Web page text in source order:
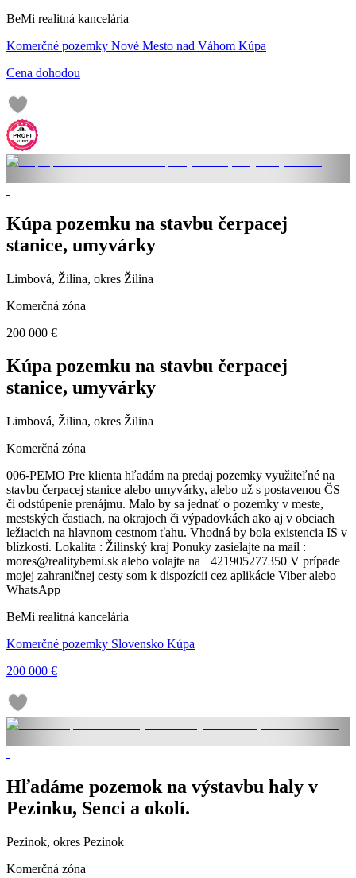
BeMi realitná kancelária
Komerčné pozemky Nové Mesto nad Váhom Kúpa
Cena dohodou
Kúpa pozemku na stavbu čerpacej
stanice, umyvárky
Limbová, Žilina, okres Žilina
Komerčná zóna
200 000 €
Kúpa pozemku na stavbu čerpacej
stanice, umyvárky
Limbová, Žilina, okres Žilina
Komerčná zóna
006-PEMO Pre klienta hľadám na predaj pozemky využiteľné na
stavbu čerpacej stanice alebo umyvárky, alebo už s postavenou ČS
či odstúpenie prenájmu. Malo by sa jednať o pozemky v meste,
mestských častiach, na okrajoch či výpadovkách ako aj v obciach
ležiacich na hlavnom cestnom ťahu. Vhodná by bola existencia IS v
blízkosti. Lokalita : Žilinský kraj Ponuky zasielajte na mail :
mores@realitybemi.sk alebo volajte na +421905277350 V prípade
mojej zahraničnej cesty som k dispozícii cez aplikácie Viber alebo
WhatsApp
BeMi realitná kancelária
Komerčné pozemky Slovensko Kúpa
200 000 €
Hľadáme pozemok na výstavbu haly v
Pezinku, Senci a okolí.
Pezinok, okres Pezinok
Komerčná zóna